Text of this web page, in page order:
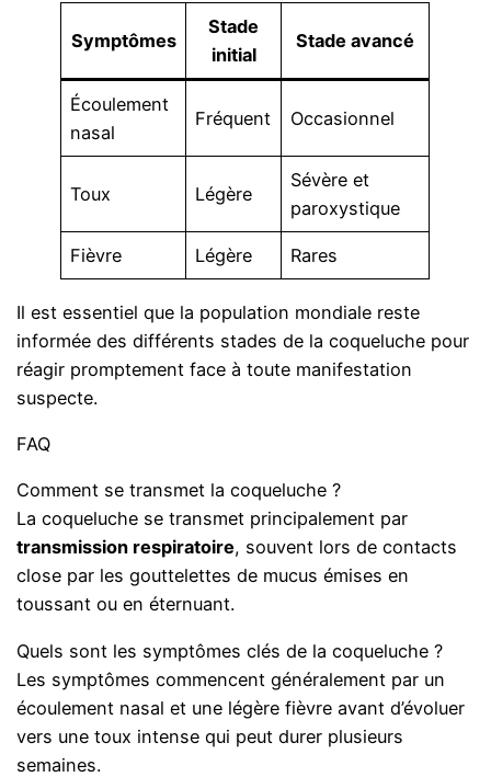
Symptômes
Stade
initial
Stade avancé
Écoulement
nasal
Fréquent Occasionnel
Toux Légère
Sévère et
paroxystique
Fièvre Légère Rares
Il est essentiel que la population mondiale reste
informée des différents stades de la coqueluche pour
réagir promptement face à toute manifestation
suspecte.
FAQ
Comment se transmet la coqueluche ?
La coqueluche se transmet principalement par
transmission respiratoire, souvent lors de contacts
close par les gouttelettes de mucus émises en
toussant ou en éternuant.
Quels sont les symptômes clés de la coqueluche ?
Les symptômes commencent généralement par un
écoulement nasal et une légère fièvre avant d’évoluer
vers une toux intense qui peut durer plusieurs
semaines.